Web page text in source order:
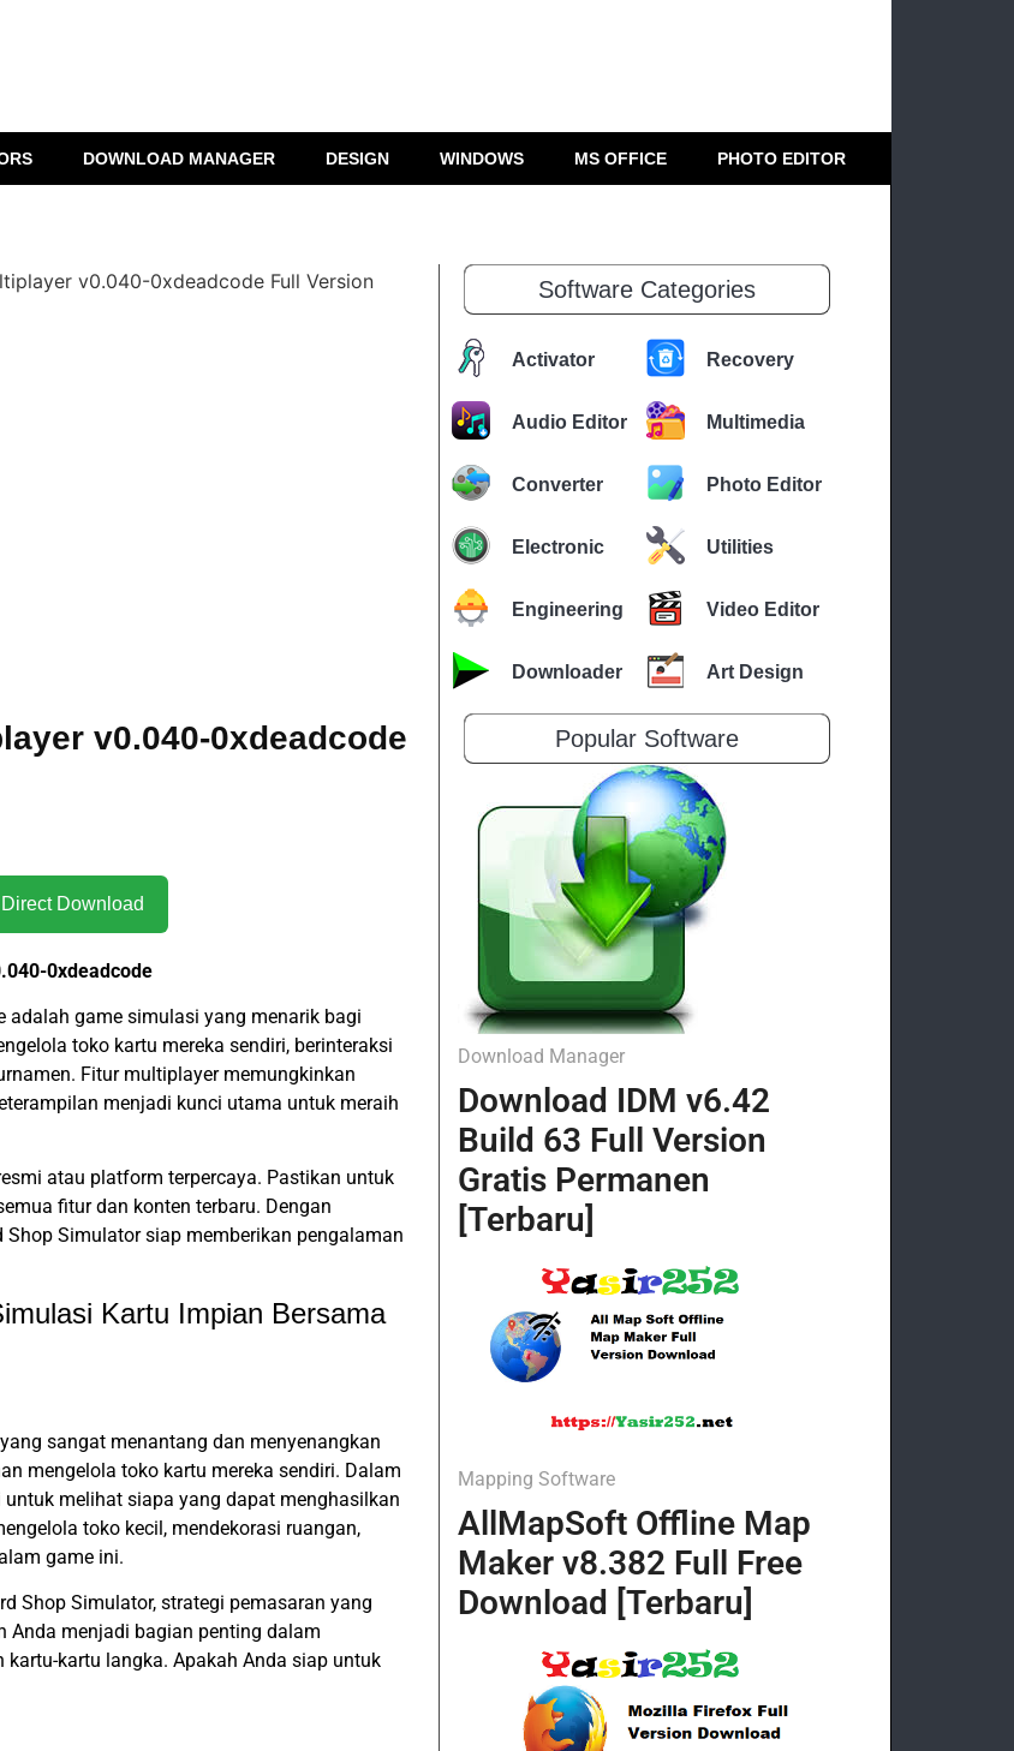
DOWNLOAD MANAGER DESIGN WINDOWS MS OFFICE PHOTO EDITOR
v0.040-0xdeadcode Full Version
v0.040-0xdeadcode
Download Terbaru | Direct Download
0xdeadcode
adalah game simulasi yang menarik bagi
toko kartu mereka sendiri, berinteraksi
Fitur multiplayer memungkinkan
menjadi kunci utama untuk meraih
atau platform terpercaya. Pastikan untuk
fitur dan konten terbaru. Dengan
Simulator siap memberikan pengalaman
Kartu Impian Bersama
sangat menantang dan menyenangkan
mengelola toko kartu mereka sendiri. Dalam
melihat siapa yang dapat menghasilkan
toko kecil, mendekorasi ruangan,
game ini.
Shop Simulator, strategi pemasaran yang
Anda menjadi bagian penting dalam
kartu langka. Apakah Anda siap untuk
Software Categories
Activator Recovery
Audio Editor Multimedia
Converter Photo Editor
Electronic Utilities
Engineering Video Editor
Downloader Art Design
Popular Software
Download Manager
Download IDM v6.42
Build 63 Full Version
Gratis Permanen
[Terbaru]
Mapping Software
AllMapSoft Offline Map
Maker v8.382 Full Free
Download [Terbaru]